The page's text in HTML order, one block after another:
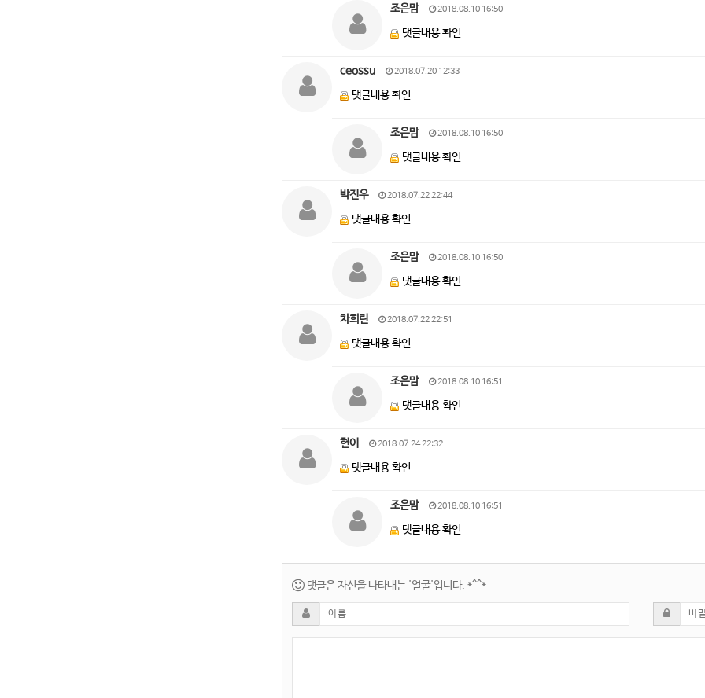
조은맘 2018.08.10 16:50
댓글내용 확인
ceossu 2018.07.20 12:33
댓글내용 확인
조은맘 2018.08.10 16:50
댓글내용 확인
박진우 2018.07.22 22:44
댓글내용 확인
조은맘 2018.08.10 16:50
댓글내용 확인
차희린 2018.07.22 22:51
댓글내용 확인
조은맘 2018.08.10 16:51
댓글내용 확인
현이 2018.07.24 22:32
댓글내용 확인
조은맘 2018.08.10 16:51
댓글내용 확인
댓글은 자신을 나타내는 '얼굴'입니다. *^^*